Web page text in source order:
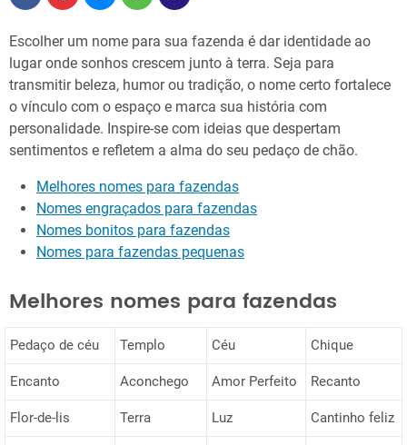
Escolher um nome para sua fazenda é dar identidade ao
lugar onde sonhos crescem junto à terra. Seja para
transmitir beleza, humor ou tradição, o nome certo fortalece
o vínculo com o espaço e marca sua história com
personalidade. Inspire-se com ideias que despertam
sentimentos e refletem a alma do seu pedaço de chão.
Melhores nomes para fazendas
Nomes engraçados para fazendas
Nomes bonitos para fazendas
Nomes para fazendas pequenas
Melhores nomes para fazendas
Pedaço de céu Templo Céu Chique
Encanto Aconchego Amor Perfeito Recanto
Flor-de-lis Terra Luz Cantinho feliz